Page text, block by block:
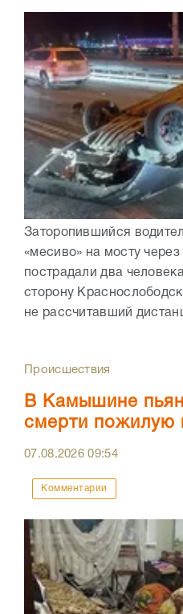
Заторопившийся
«месиво» на мосту
пострадали два
сторону
не рассчитавший
Происшествия
В Камышине
смерти пожилую
07.08.202609:54
Комментарии